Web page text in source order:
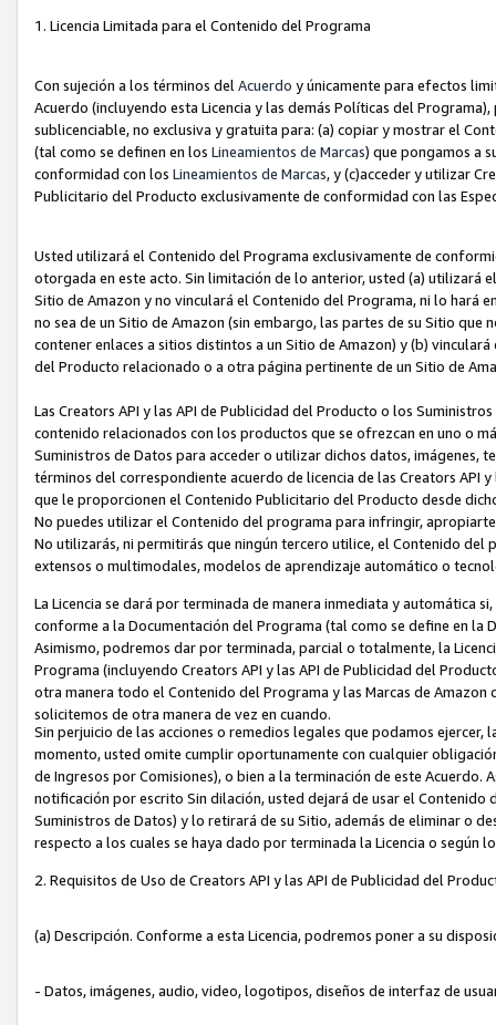
1. Licencia Limitada para el Contenido del Programa
Con sujeción a los términos del Acuerdo y únicamente para efectos
Acuerdo (incluyendo esta Licencia y las demás Políticas del
sublicenciable, no exclusiva y gratuita para: (a) copiar y mostrar el
(tal como se definen en los Lineamientos de Marcas) que pongamos a
conformidad con los Lineamientos de Marcas, y (c)acceder y utilizar
Publicitario del Producto exclusivamente de conformidad con las
Usted utilizará el Contenido del Programa exclusivamente de
otorgada en este acto. Sin limitación de lo anterior, usted (a) utilizará
Sitio de Amazon y no vinculará el Contenido del Programa, ni lo hará
no sea de un Sitio de Amazon (sin embargo, las partes de su Sitio
contener enlaces a sitios distintos a un Sitio de Amazon) y (b)
del Producto relacionado o a otra página pertinente de un Sitio de
Las Creators API y las API de Publicidad del Producto o los
contenido relacionados con los productos que se ofrezcan en uno o
Suministros de Datos para acceder o utilizar dichos datos,
términos del correspondiente acuerdo de licencia de las Creators API
que le proporcionen el Contenido Publicitario del Producto desde
No puedes utilizar el Contenido del programa para infringir,
No utilizarás, ni permitirás que ningún tercero utilice, el Contenido
extensos o multimodales, modelos de aprendizaje automático o
La Licencia se dará por terminada de manera inmediata y automática
conforme a la Documentación del Programa (tal como se define en la
Asimismo, podremos dar por terminada, parcial o totalmente, la
Programa (incluyendo Creators API y las API de Publicidad del
otra manera todo el Contenido del Programa y las Marcas de
solicitemos de otra manera de vez en cuando.
Sin perjuicio de las acciones o remedios legales que podamos
momento, usted omite cumplir oportunamente con cualquier
de Ingresos por Comisiones), o bien a la terminación de este
notificación por escrito Sin dilación, usted dejará de usar el
Suministros de Datos) y lo retirará de su Sitio, además de eliminar o
respecto a los cuales se haya dado por terminada la Licencia o según
2. Requisitos de Uso de Creators API y las API de Publicidad del
(a) Descripción. Conforme a esta Licencia, podremos poner a su
- Datos, imágenes, audio, video, logotipos, diseños de interfaz de